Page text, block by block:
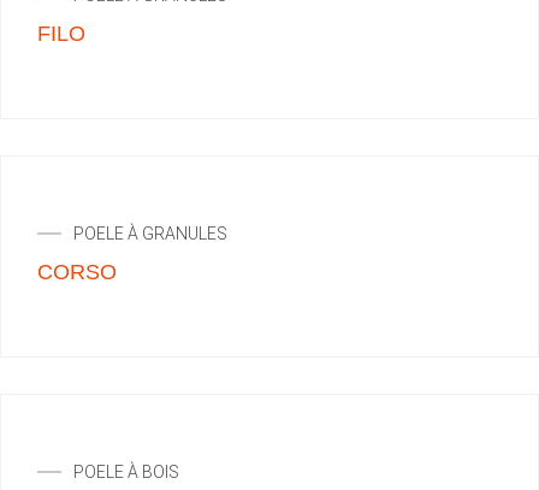
FILO
POELE À GRANULES
CORSO
POELE À BOIS